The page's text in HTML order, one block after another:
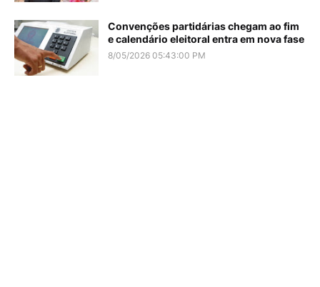
Convenções partidárias chegam ao fim
e calendário eleitoral entra em nova fase
8/05/2026 05:43:00 PM